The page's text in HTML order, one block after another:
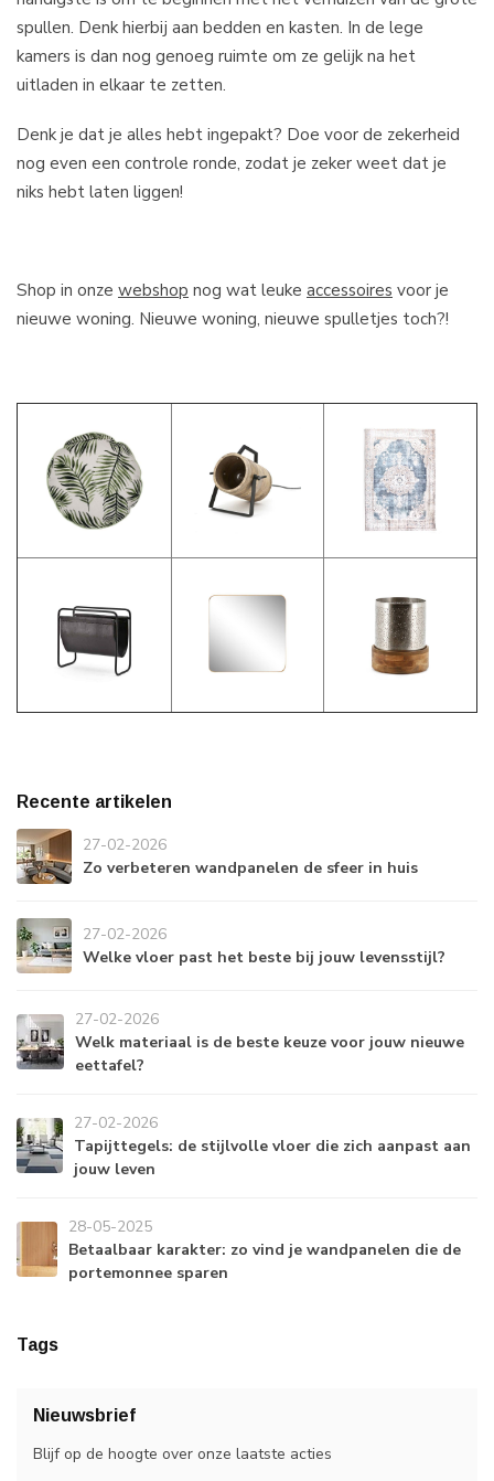
spullen. Denk hierbij aan bedden en kasten. In de lege
kamers is dan nog genoeg ruimte om ze gelijk na het
uitladen in elkaar te zetten.
Denk je dat je alles hebt ingepakt? Doe voor de zekerheid
nog even een controle ronde, zodat je zeker weet dat je
niks hebt laten liggen!
Shop in onze webshop nog wat leuke accessoires voor je
nieuwe woning. Nieuwe woning, nieuwe spulletjes toch?!
Recente artikelen
27-02-2026
Zo verbeteren wandpanelen de sfeer in huis
27-02-2026
Welke vloer past het beste bij jouw levensstijl?
27-02-2026
Welk materiaal is de beste keuze voor jouw nieuwe
eettafel?
27-02-2026
Tapijttegels: de stijlvolle vloer die zich aanpast aan
jouw leven
28-05-2025
Betaalbaar karakter: zo vind je wandpanelen die de
portemonnee sparen
Tags
Nieuwsbrief
Blijf op de hoogte over onze laatste acties